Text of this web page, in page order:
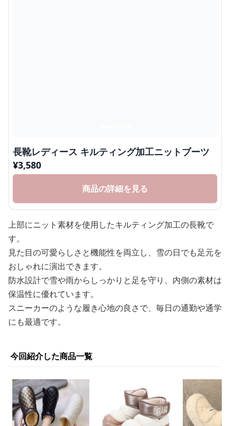
長靴レディース キルティング加工ニットブーツ
¥3,580
商品の詳細を見る
上部にニット素材を使用したキルティング加工の長靴で
す。
見た目の可愛らしさと機能性を両立し、雪の日でも足元を
おしゃれに演出できます。
防水設計で雪や雨からしっかりと足を守り、内側の素材は
保温性に優れています。
スニーカーのような履き心地の良さで、毎日の通勤や通学
にも最適です。
今回紹介した商品一覧